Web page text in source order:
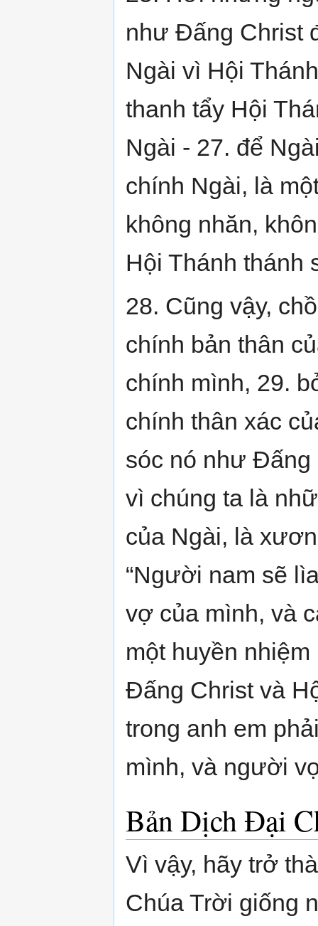
như Đấng Christ
Ngài vì Hội
thanh tẩy Hội
Ngài - 27. để
chính Ngài, là
không nhăn,
Hội Thánh thánh
28. Cũng vậy,
chính bản thân
chính mình, 29.
chính thân xác
sóc nó như Đấng
vì chúng ta là
của Ngài, là
“Người nam sẽ
vợ của mình, và
một huyền
Đấng Christ và
trong anh em
mình, và người
Bản Dịch Đại
Vì vậy, hãy trở
Chúa Trời giống